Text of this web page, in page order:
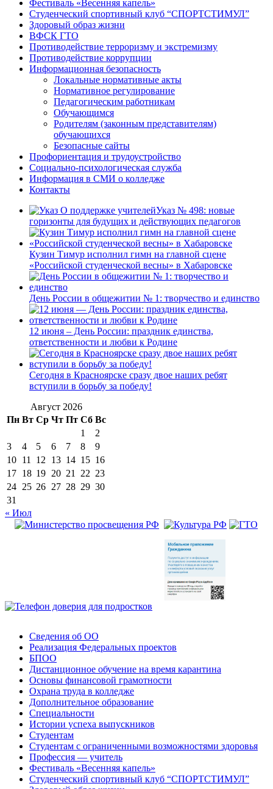
Фестиваль «Весенняя капель»
Студенческий спортивный клуб “СПОРТСТИМУЛ”
Здоровый образ жизни
ВФСК ГТО
Противодействие терроризму и экстремизму
Противодействие коррупции
Информационная безопасность
Локальные нормативные акты
Нормативное регулирование
Педагогическим работникам
Обучающимся
Родителям (законным представителям)
обучающихся
Безопасные сайты
Профориентация и трудоустройство
Социально-психологическая служба
Информация в СМИ о колледже
Контакты
Указ № 498: новые
горизонты для будущих и действующих педагогов
Кузин Тимур исполнил гимн на главной сцене
«Российской студенческой весны» в Хабаровске
День России в общежитии № 1: творчество и единство
12 июня – День России: праздник единства,
ответственности и любви к Родине
Сегодня в Красноярске сразу двое наших ребят
вступили в борьбу за победу!
Август 2026
Пн Вт Ср Чт Пт Сб Вс
1
2
3
4 5 6 7 8
9
10 11 12 13 14 15 16
17 18 19 20 21 22 23
24 25 26 27 28 29 30
31
« Июл
Сведения об ОО
Реализация Федеральных проектов
БПОО
Дистанционное обучение на время карантина
Основы финансовой грамотности
Охрана труда в колледже
Дополнительное образование
Специальности
Истории успеха выпускников
Студентам
Студентам с ограниченными возможностями здоровья
Профессия — учитель
Фестиваль «Весенняя капель»
Студенческий спортивный клуб “СПОРТСТИМУЛ”